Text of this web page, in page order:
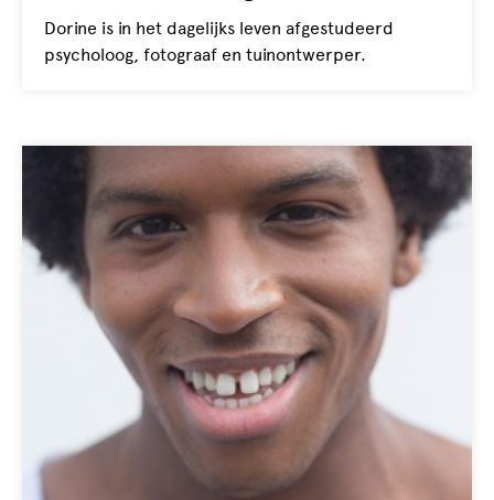
Dorine is in het dagelijks leven afgestudeerd
psycholoog, fotograaf en tuinontwerper.